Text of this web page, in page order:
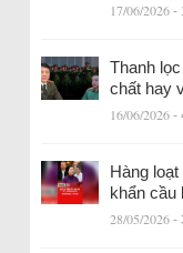
17/06/2026 -
Thanh
chất hay
16/06/2026 -
Hàng
khẩn cầu
28/05/2026 -